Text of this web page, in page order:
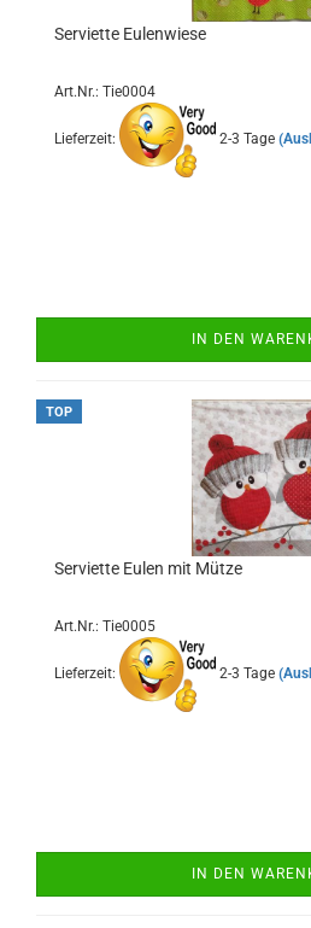
Serviette Eulenwiese
Art.Nr.: Tie0004
Lieferzeit: 2-3 Tage
IN DEN
TOP
Serviette Eulen mit Mütze
Art.Nr.: Tie0005
Lieferzeit: 2-3 Tage
IN DEN